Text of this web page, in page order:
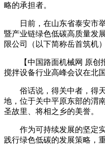
略的承担者。
日前，在山东省泰安市举
暨产业链绿色低碳高质量发
限公司（以下简称岳首筑机）
【中国路面机械网 原创
搅拌设备行业高峰会议在北
俗话说，得关中者，得天
地，位于关中平原东部的渭
圣故里、将相之乡的美誉。
作为可持续发展的坚定实
践行绿色低碳的发展策略，